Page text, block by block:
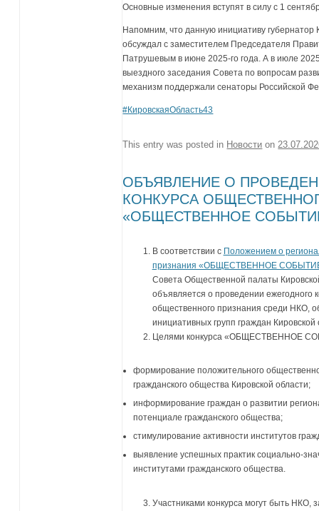
Основные изменения вступят в силу с 1
Напомним, что данную инициативу губернатор
обсуждал с заместителем Председателя
Патрушевым в июне 2025-го года. А в июле
выездного заседания Совета по вопросам
механизм поддержали сенаторы Российской
#КировскаяОбласть43
This entry was posted in Новости on
ОБЪЯВЛЕНИЕ О
КОНКУРСА
«ОБЩЕСТВЕННОЕ
В соответствии с Положением о
признания «ОБЩЕСТВЕННОЕ
Совета Общественной палаты
объявляется о проведении ежегодного
общественного признания среди НКО,
инициативных групп граждан Кировской
Целями конкурса «ОБЩЕСТВЕННОЕ
формирование положительного
гражданского общества Кировской области;
информирование граждан о развитии
потенциале гражданского общества;
стимулирование активности институтов
выявление успешных практик социально-
институтами гражданского общества.
Участниками конкурса могут быть НКО,